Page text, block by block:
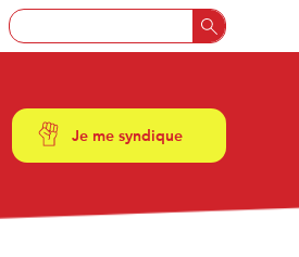
Je me syndique